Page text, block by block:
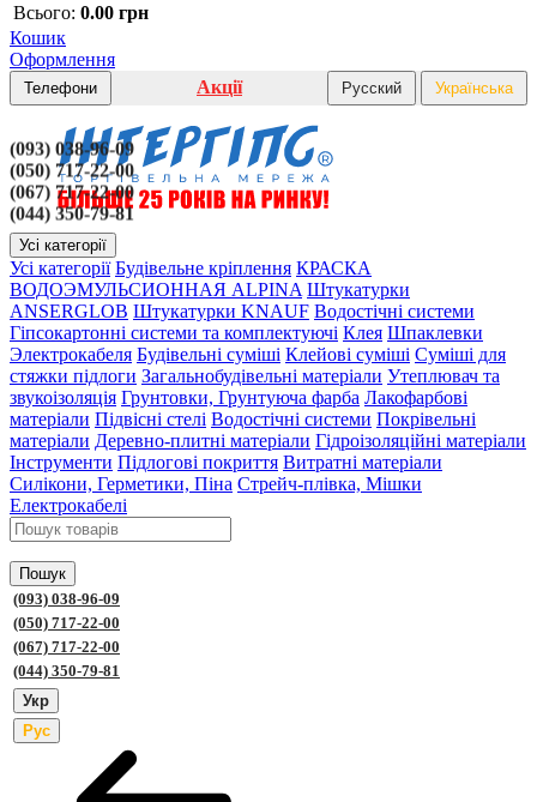
Всього: 0.00 грн
Кошик
Оформлення
Телефони
(093) 038-96-09
(050) 717-22-00
(067) 717-22-00
(044) 350-79-81
Акції Русский Українська
Усі категорії
Усі категорії Будівельне кріплення КРАСКА
ВОДОЭМУЛЬСИОННАЯ ALPINA Штукатурки
ANSERGLOB Штукатурки KNAUF Водостічні системи
Гіпсокартонні системи та комплектуючі Клея Шпаклевки
Электрокабеля Будівельні суміші Клейові суміші Суміші для
стяжки підлоги Загальнобудівельні матеріали Утеплювач та
звукоізоляція Грунтовки, Грунтуюча фарба Лакофарбові
матеріали Підвісні стелі Водостічні системи Покрівельні
матеріали Деревно-плитні матеріали Гідроізоляційні матеріали
Інструменти Підлогові покриття Витратні матеріали
Силікони, Герметики, Піна Стрейч-плівка, Мішки
Електрокабелі
Пошук
(093) 038-96-09
(050) 717-22-00
(067) 717-22-00
(044) 350-79-81
Укр
Рус